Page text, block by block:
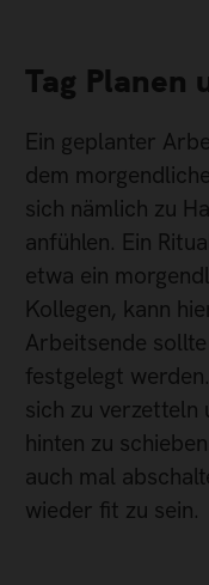
Tag
Ein geplanter
dem
sich nämlich zu
anfühlen. Ein
etwa ein
Kollegen, kann
Arbeitsende
festgelegt
sich zu verzetteln
hinten zu
auch mal
wieder fit zu sein.